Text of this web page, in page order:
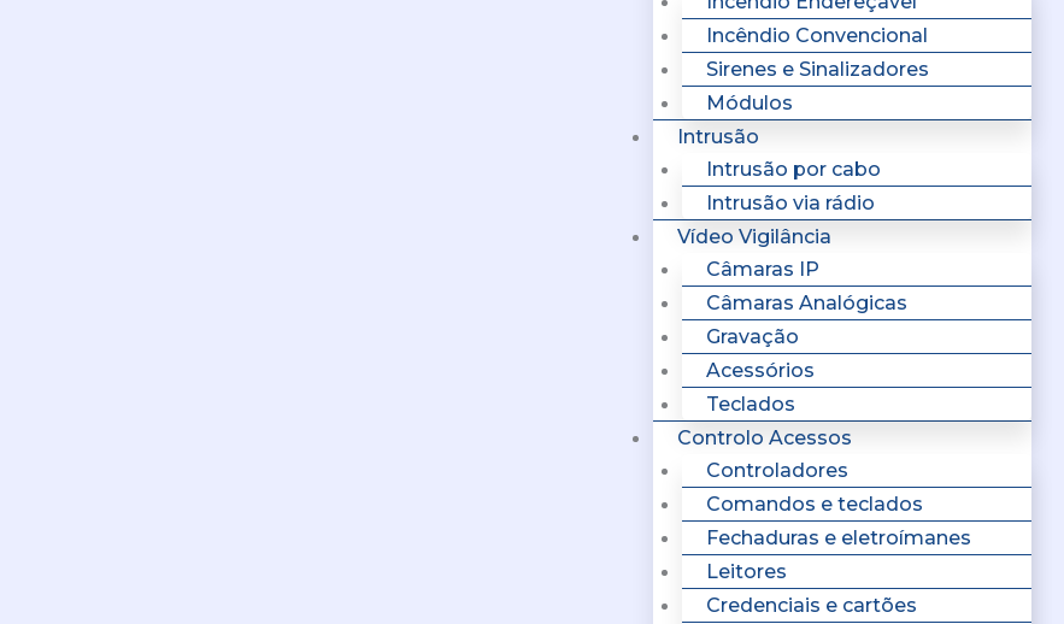
Incêndio Convencional
Sirenes e Sinalizadores
Módulos
Intrusão
Intrusão por cabo
Intrusão via rádio
Vídeo Vigilância
Câmaras IP
Câmaras Analógicas
Gravação
Acessórios
Teclados
Controlo Acessos
Controladores
Comandos e teclados
Fechaduras e eletroímanes
Leitores
Credenciais e cartões